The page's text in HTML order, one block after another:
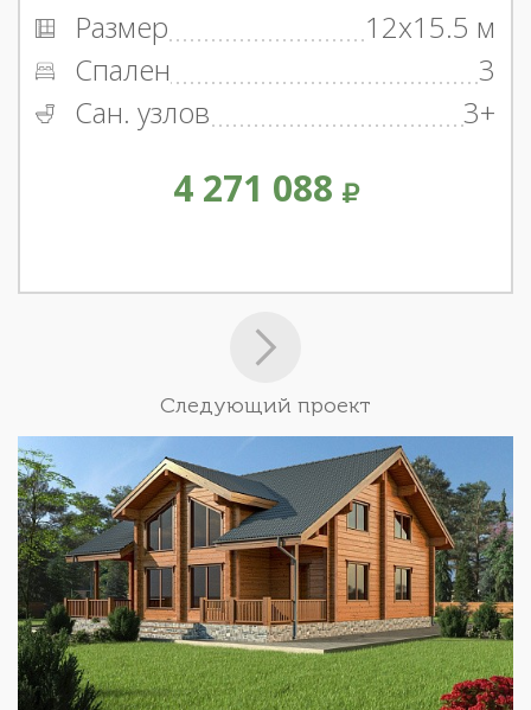
Размер
12x15.5 м
Спален
3
Сан. узлов
3+
4 271 088
Следующий проект